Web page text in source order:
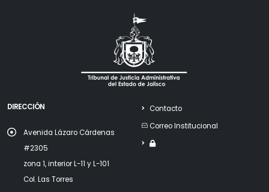
DIRECCIÓN
Avenida Lázaro Cárdenas
#2305
zona 1, interior L-11 y L-101
Col. Las Torres
Contacto
Correo Institucional